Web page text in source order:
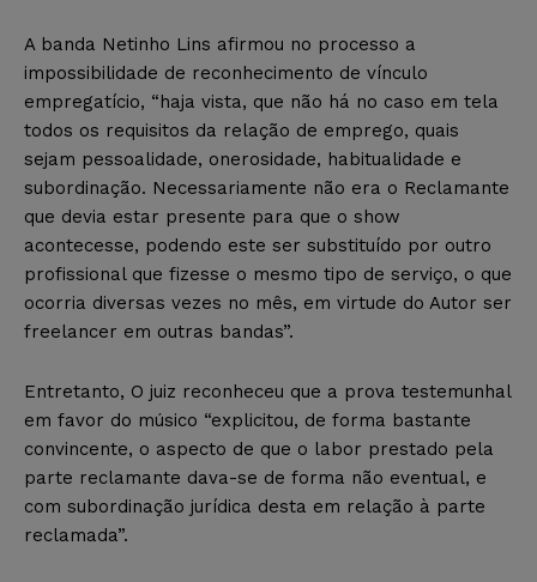
A banda Netinho Lins afirmou no processo a
impossibilidade de reconhecimento de vínculo
empregatício, “haja vista, que não há no caso em tela
todos os requisitos da relação de emprego, quais
sejam pessoalidade, onerosidade, habitualidade e
subordinação. Necessariamente não era o Reclamante
que devia estar presente para que o show
acontecesse, podendo este ser substituído por outro
profissional que fizesse o mesmo tipo de serviço, o que
ocorria diversas vezes no mês, em virtude do Autor ser
freelancer em outras bandas”.
Entretanto, O juiz reconheceu que a prova testemunhal
em favor do músico “explicitou, de forma bastante
convincente, o aspecto de que o labor prestado pela
parte reclamante dava-se de forma não eventual, e
com subordinação jurídica desta em relação à parte
reclamada”.